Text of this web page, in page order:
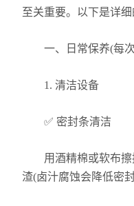
贴体真空包装设备
热收缩机
滚动式真空包装设备
全自动给袋真空包装
至关重要。以下是详
一、日常保养(每次
1. 清洁设备
✅ 密封条清洁
用酒精棉或软布擦
渣(卤汁腐蚀会降低密封